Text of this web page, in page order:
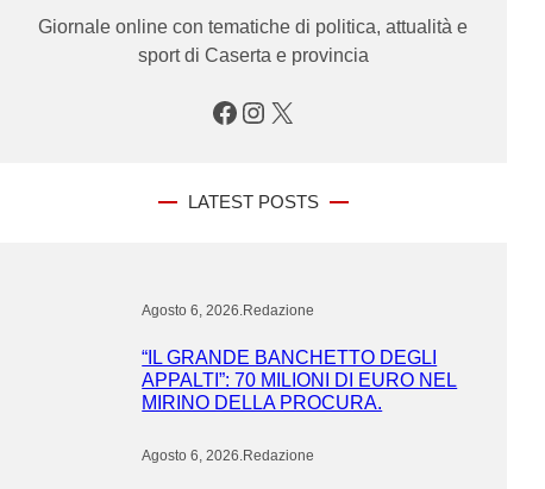
Giornale online con tematiche di politica, attualità e
sport di Caserta e provincia
Facebook Instagram X
LATEST POSTS
Agosto 6, 2026.Redazione
“IL GRANDE BANCHETTO DEGLI
APPALTI”: 70 MILIONI DI EURO NEL
MIRINO DELLA PROCURA.
Agosto 6, 2026.Redazione